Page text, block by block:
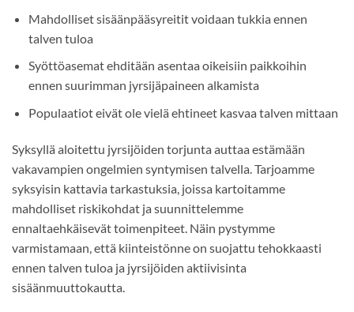
Mahdolliset sisäänpääsyreitit voidaan tukkia ennen
talven tuloa
Syöttöasemat ehditään asentaa oikeisiin paikkoihin
ennen suurimman jyrsijäpaineen alkamista
Populaatiot eivät ole vielä ehtineet kasvaa talven mittaan
Syksyllä aloitettu jyrsijöiden torjunta auttaa estämään
vakavampien ongelmien syntymisen talvella. Tarjoamme
syksyisin kattavia tarkastuksia, joissa kartoitamme
mahdolliset riskikohdat ja suunnittelemme
ennaltaehkäisevät toimenpiteet. Näin pystymme
varmistamaan, että kiinteistönne on suojattu tehokkaasti
ennen talven tuloa ja jyrsijöiden aktiivisinta
sisäänmuuttokautta.